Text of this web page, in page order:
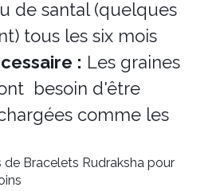
de santal (quelques
tous les six mois
: Les graines
besoin d'être
comme les
Bracelets Rudraksha pour